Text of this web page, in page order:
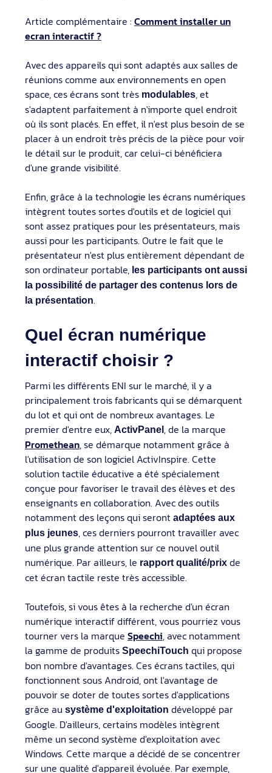
Article complémentaire : Comment installer un
ecran interactif ?
Avec des appareils qui sont adaptés aux salles de
réunions comme aux environnements en open
space, ces écrans sont très modulables, et
s'adaptent parfaitement à n'importe quel endroit
où ils sont placés. En effet, il n'est plus besoin de se
placer à un endroit très précis de la pièce pour voir
le détail sur le produit, car celui-ci bénéficiera
d'une grande visibilité.
Enfin, grâce à la technologie les écrans numériques
intègrent toutes sortes d'outils et de logiciel qui
sont assez pratiques pour les présentateurs, mais
aussi pour les participants. Outre le fait que le
présentateur n'est plus entièrement dépendant de
son ordinateur portable, les participants ont aussi
la possibilité de partager des contenus lors de
la présentation.
Quel écran numérique
interactif choisir ?
Parmi les différents ENI sur le marché, il y a
principalement trois fabricants qui se démarquent
du lot et qui ont de nombreux avantages. Le
premier d'entre eux, ActivPanel , de la marque
Promethean, se démarque notamment grâce à
l'utilisation de son logiciel ActivInspire. Cette
solution tactile éducative a été spécialement
conçue pour favoriser le travail des élèves et des
enseignants en collaboration. Avec des outils
notamment des leçons qui seront adaptées aux
plus jeunes, ces derniers pourront travailler avec
une plus grande attention sur ce nouvel outil
numérique. Par ailleurs, le rapport qualité/prix de
cet écran tactile reste très accessible.
Toutefois, si vous êtes à la recherche d'un écran
numérique interactif différent, vous pourriez vous
tourner vers la marque Speechi, avec notamment
la gamme de produits SpeechiTouch qui propose
bon nombre d'avantages. Ces écrans tactiles, qui
fonctionnent sous Android, ont l'avantage de
pouvoir se doter de toutes sortes d'applications
grâce au système d'exploitation développé par
Google. D'ailleurs, certains modèles intègrent
même un second système d'exploitation avec
Windows. Cette marque a décidé de se concentrer
sur une qualité d'appareil évoluée. Par exemple,